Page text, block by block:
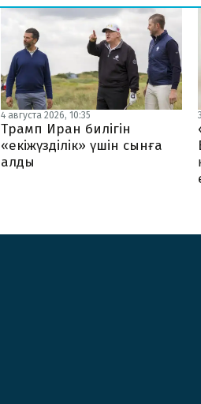
4 августа 2026, 10:35
Трамп Иран билігін
«екіжүзділік» үшін сынға
алды